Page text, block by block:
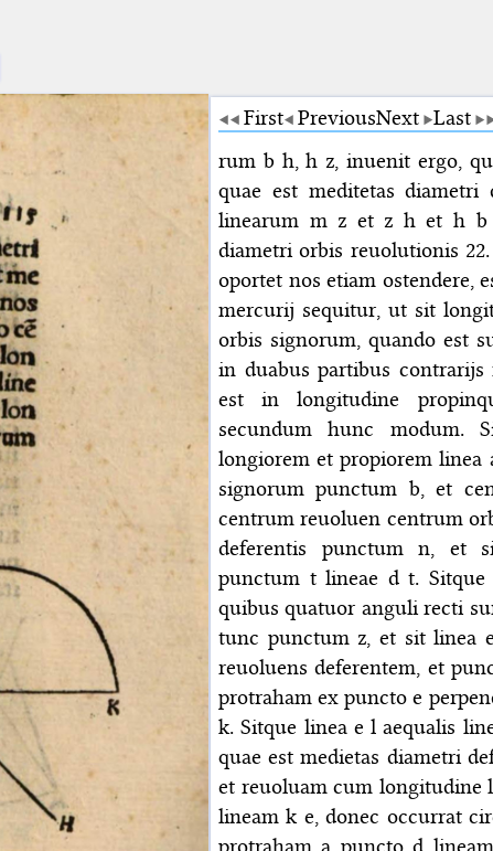
First PreviousNext Last
rum b h, h z, inuenit ergo,
quae est meditetas diametri
linearum m z et z h et h b
diametri orbis reuolutionis
oportet nos etiam ostendere,
mercurij sequitur, ut sit
orbis signorum, quando est
in duabus partibus
est in longitudine
secundum hunc modum.
longiorem et propiorem linea
signorum punctum b, et
centrum reuoluen centrum
deferentis punctum n, et
punctum t lineae d t. Sitque
quibus quatuor anguli recti
tunc punctum z, et sit linea
reuoluens deferentem, et
protraham ex puncto e
k. Sitque linea e l aequalis
quae est medietas diametri
et reuoluam cum longitudine
lineam k e, donec occurrat
protraham a puncto d